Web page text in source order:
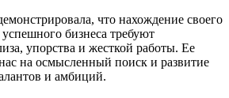
что нахождение своего
бизнеса требуют
упорства и жесткой работы. Ее
на осмысленный поиск и развитие
и амбиций.